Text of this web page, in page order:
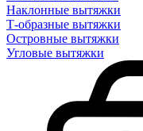
Наклонные вытяжки
Т-образные вытяжки
Островные вытяжки
Угловые вытяжки